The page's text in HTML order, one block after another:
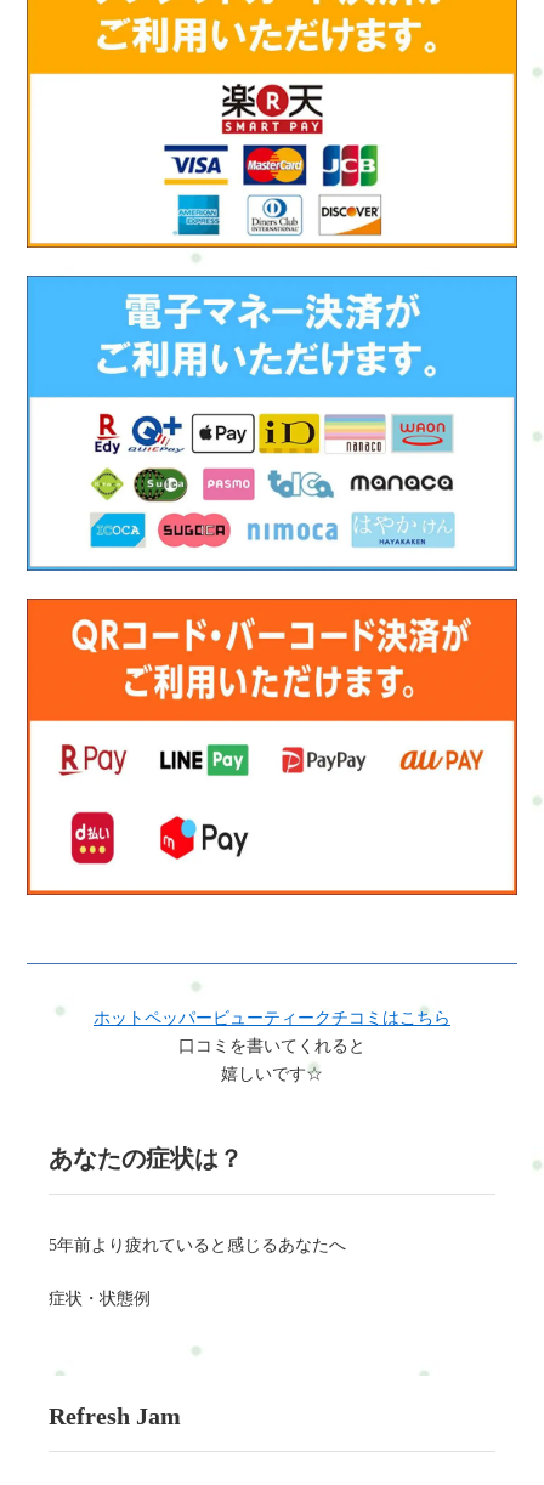
ホットペッパービューティークチコミはこちら
口コミを書いてくれると
嬉しいです☆
あなたの症状は？
5年前より疲れていると感じるあなたへ
症状・状態例
Refresh Jam